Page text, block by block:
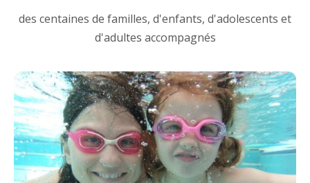
des centaines de familles, d'enfants, d'adolescents et
d'adultes accompagnés